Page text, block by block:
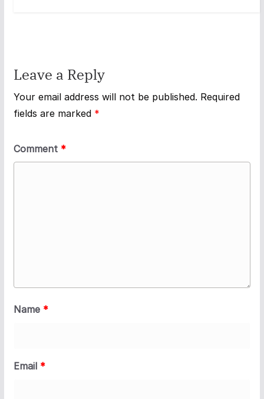
Leave a Reply
Your email address will not be published. Required
fields are marked *
Comment *
Name *
Email *